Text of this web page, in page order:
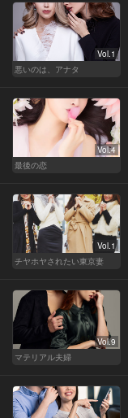
Vol.1
悪いのは、アナタ
Vol.4
最後の恋
Vol.1
チヤホヤされたい東京妻
Vol.9
マテリアル夫婦